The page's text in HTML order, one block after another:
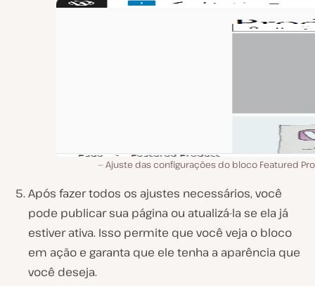
Ajuste das configurações do bloco Featured
Após fazer todos os ajustes necessários, você
pode publicar sua página ou atualizá-la se ela já
estiver ativa. Isso permite que você veja o bloco
em ação e garanta que ele tenha a aparência que
você deseja.